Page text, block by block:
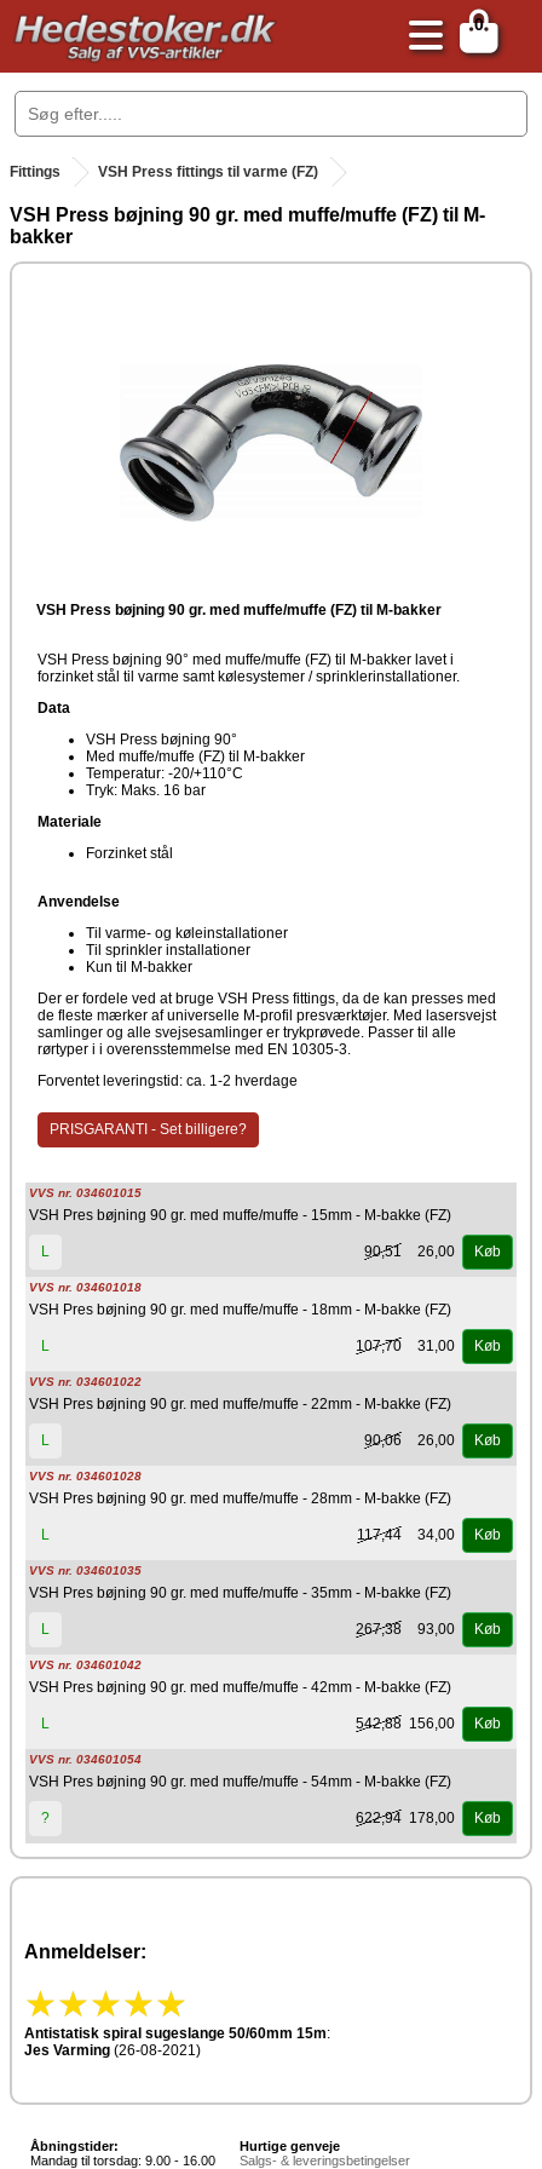
0
.
Fittings VSH Press fittings til varme (FZ)
VSH Press bøjning 90 gr. med muffe/muffe (FZ) til M-
bakker
VSH Press bøjning 90 gr. med muffe/muffe (FZ) til M-bakker
VSH Press bøjning 90° med muffe/muffe (FZ) til M-bakker lavet i
forzinket stål til varme samt kølesystemer / sprinklerinstallationer.
Data
VSH Press bøjning 90°
Med muffe/muffe (FZ) til M-bakker
Temperatur: -20/+110°C
Tryk: Maks. 16 bar
Materiale
Forzinket stål
Anvendelse
Til varme- og køleinstallationer
Til sprinkler installationer
Kun til M-bakker
Der er fordele ved at bruge VSH Press fittings, da de kan presses med
de fleste mærker af universelle M-profil presværktøjer. Med lasersvejst
samlinger og alle svejsesamlinger er trykprøvede. Passer til alle
rørtyper i i overensstemmelse med EN 10305-3.
Forventet leveringstid: ca. 1-2 hverdage
PRISGARANTI - Set billigere?
VVS nr. 034601015
VSH Pres bøjning 90 gr. med muffe/muffe - 15mm - M-bakke (FZ)
L 90,51 26,00 Køb
VVS nr. 034601018
VSH Pres bøjning 90 gr. med muffe/muffe - 18mm - M-bakke (FZ)
L 107,70 31,00 Køb
VVS nr. 034601022
VSH Pres bøjning 90 gr. med muffe/muffe - 22mm - M-bakke (FZ)
L 90,06 26,00 Køb
VVS nr. 034601028
VSH Pres bøjning 90 gr. med muffe/muffe - 28mm - M-bakke (FZ)
L 117,44 34,00 Køb
VVS nr. 034601035
VSH Pres bøjning 90 gr. med muffe/muffe - 35mm - M-bakke (FZ)
L 267,38 93,00 Køb
VVS nr. 034601042
VSH Pres bøjning 90 gr. med muffe/muffe - 42mm - M-bakke (FZ)
L 542,88 156,00 Køb
VVS nr. 034601054
VSH Pres bøjning 90 gr. med muffe/muffe - 54mm - M-bakke (FZ)
? 622,94 178,00 Køb
Anmeldelser:
Antistatisk spiral sugeslange 50/60mm 15m:
Jes Varming (26-08-2021)
Åbningstider:
Mandag til torsdag: 9.00 - 16.00
Hurtige genveje
Salgs- & leveringsbetingelser